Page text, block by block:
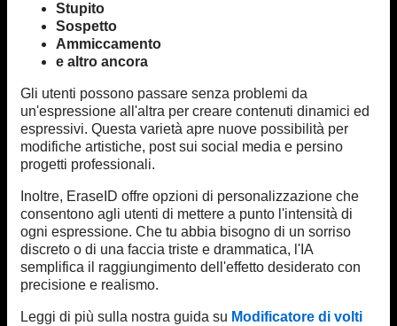
Stupito
Sospetto
Ammiccamento
e altro ancora
Gli utenti possono passare senza problemi da
un'espressione all'altra per creare contenuti dinamici ed
espressivi. Questa varietà apre nuove possibilità per
modifiche artistiche, post sui social media e persino
progetti professionali.
Inoltre, EraseID offre opzioni di personalizzazione che
consentono agli utenti di mettere a punto l'intensità di
ogni espressione. Che tu abbia bisogno di un sorriso
discreto o di una faccia triste e drammatica, l'IA
semplifica il raggiungimento dell'effetto desiderato con
precisione e realismo.
Leggi di più sulla nostra guida su Modificatore di volti